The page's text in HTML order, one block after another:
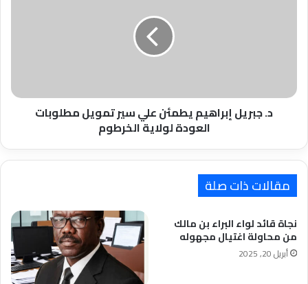
العودة
د. جبريل إبراهيم يطمئن علي سير تمويل مطلوبات
العودة لولاية الخرطوم
مقالات ذات صلة
نجاة قائد لواء البراء بن مالك
من محاولة اغتيال مجهوله
أبريل 20, 2025